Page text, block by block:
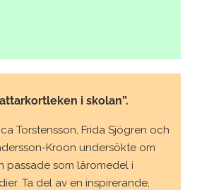
i skolan”.
Torstensson, Frida Sjögren och
Kroon undersökte om
passade som läromedel i
Ta del av en inspirerande,